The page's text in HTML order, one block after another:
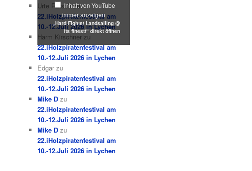
Inhalt von YouTube
immer anzeigen
„Hard Fights! Landsailing @
its finest!“ direkt öffnen
Urte Rätschzu
22.iHolzpiratenfestival am
10.-12.Juli 2026 in Lychen
Harm Kirschner zu
22.iHolzpiratenfestival am
10.-12.Juli 2026 in Lychen
Edgar zu
22.iHolzpiratenfestival am
10.-12.Juli 2026 in Lychen
Mike D zu
22.iHolzpiratenfestival am
10.-12.Juli 2026 in Lychen
Mike D zu
22.iHolzpiratenfestival am
10.-12.Juli 2026 in Lychen